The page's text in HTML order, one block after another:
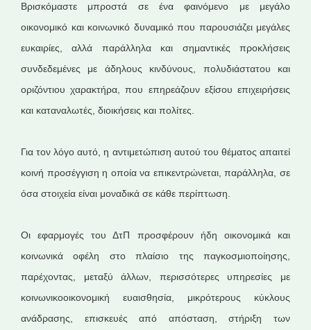
Βρισκόμαστε μπροστά σε ένα φαινόμενο με μεγάλο
οικονομικό και κοινωνικό δυναμικό που παρουσιάζει μεγάλες
ευκαιρίες, αλλά παράλληλα και σημαντικές προκλήσεις
συνδεδεμένες με άδηλους κινδύνους, πολυδιάστατου και
οριζόντιου χαρακτήρα, που επηρεάζουν εξίσου επιχειρήσεις
και καταναλωτές, διοικήσεις και πολίτες.
Για τον λόγο αυτό, η αντιμετώπιση αυτού του θέματος απαιτεί
κοινή προσέγγιση η οποία να επικεντρώνεται, παράλληλα, σε
όσα στοιχεία είναι μοναδικά σε κάθε περίπτωση.
Οι εφαρμογές του ΔτΠ προσφέρουν ήδη οικονομικά και
κοινωνικά οφέλη στο πλαίσιο της παγκοσμιοποίησης,
παρέχοντας, μεταξύ άλλων, περισσότερες υπηρεσίες με
κοινωνικοοικονομική ευαισθησία, μικρότερους κύκλους
ανάδρασης, επισκευές από απόσταση, στήριξη των